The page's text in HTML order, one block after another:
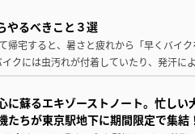
やるべきこと３選
帰宅すると、暑さと疲れから「早くバイ
クには虫汚れが付着していたり、発汗
に蘇るエキゾーストノート。忙しい
ちが東京駅地下に期間限定で集結